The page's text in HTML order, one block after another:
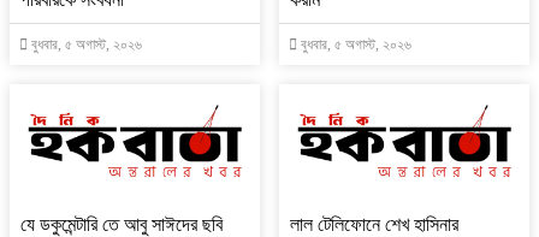
বুধবার, ৫ অগাস্ট, ২০২৬ বুধবার, ৫ অগাস্ট, ২০২৬
যে ডকুমেন্টারি তে আবু সাঈদের ছবি
লাল টেলিফোনে শেখ হাসিনার